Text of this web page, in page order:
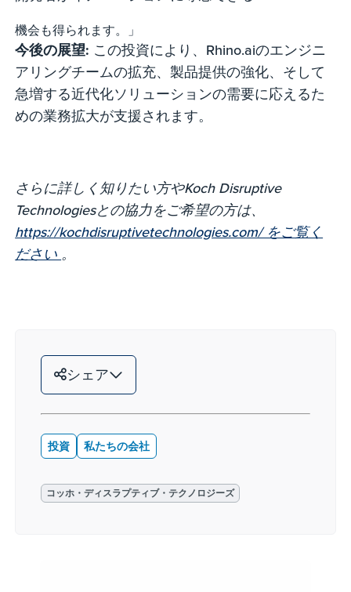
機会も得られます。」
今後の展望: この投資により、Rhino.aiのエンジニ
アリングチームの拡充、製品提供の強化、そして
急増する近代化ソリューションの需要に応えるた
めの業務拡大が支援されます。
さらに詳しく知りたい方やKoch Disruptive
Technologiesとの協力をご希望の方は、
https://kochdisruptivetechnologies.com/ をご覧く
ださい 。
シェア
投資 私たちの会社
コッホ・ディスラプティブ・テクノロジーズ